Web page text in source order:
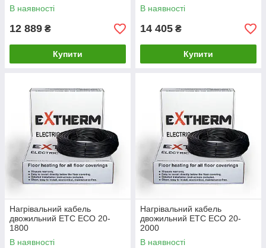
В наявності
12 889 ₴
Купити
В наявності
14 405 ₴
Купити
Нагрівальний кабель
двожильний ETС ECO 20-
1800
В наявності
Нагрівальний кабель
двожильний ETС ECO 20-
2000
В наявності